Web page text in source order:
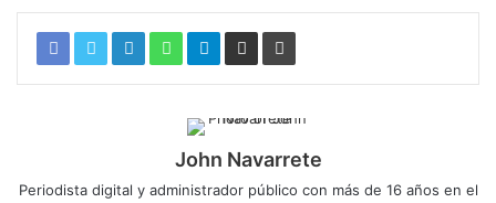
John Navarrete
Periodista digital y administrador público con más de 16 años en el